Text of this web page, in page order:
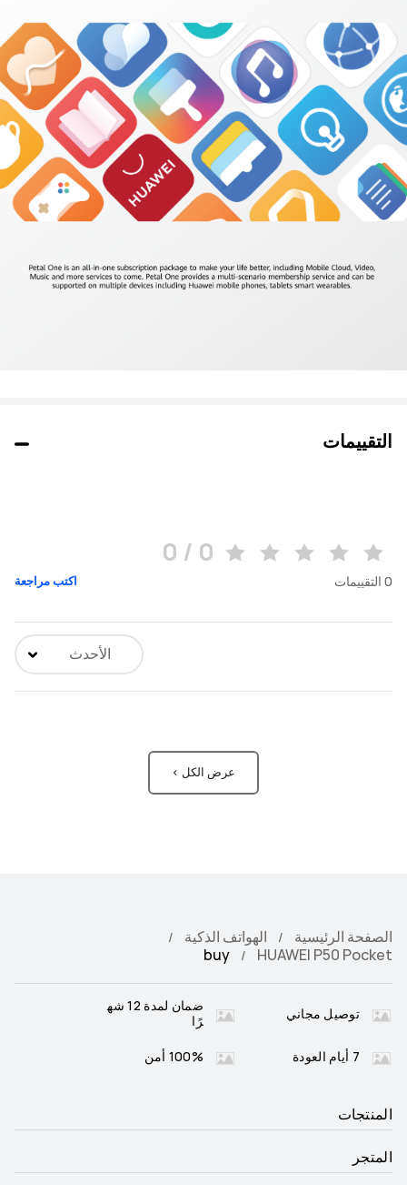
التقييمات
0 / 0
0 التقييمات اكتب مراجعة
الأحدث
عرض الكل >
الصفحة الرئيسية
الهواتف الذكية
HUAWEI P50 Pocket
buy
توصيل مجاني
ضمان لمدة 12 شه
رًا
7 أيام العودة 100% أمن
المنتجات
المتجر